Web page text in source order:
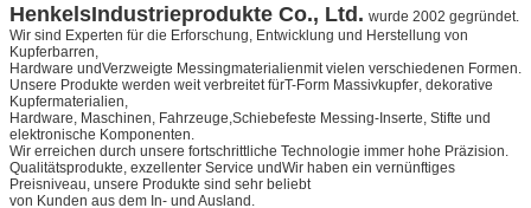
HenkelsIndustrieprodukte Co., Ltd. wurde 2002 gegründet.
Wir sind Experten für die Erforschung, Entwicklung und Herstellung von
Kupferbarren,
Hardware undVerzweigte Messingmaterialienmit vielen verschiedenen Formen.
Unsere Produkte werden weit verbreitet fürT-Form Massivkupfer, dekorative
Kupfermaterialien,
Hardware, Maschinen, Fahrzeuge,Schiebefeste Messing-Inserte, Stifte und
elektronische Komponenten.
Wir erreichen durch unsere fortschrittliche Technologie immer hohe Präzision.
Qualitätsprodukte, exzellenter Service undWir haben ein vernünftiges
Preisniveau, unsere Produkte sind sehr beliebt
von Kunden aus dem In- und Ausland.